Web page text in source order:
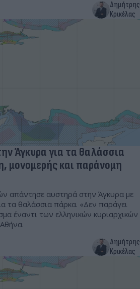
Δημήτρης
Κρικέλας
Άγκυρα για τα θαλάσσια
μονομερής και παράνομη
απάντησε αυστηρά στην Άγκυρα με
τα θαλάσσια πάρκα. «Δεν παράγει
έναντι των ελληνικών κυριαρχικών
Δημήτρης
Κρικέλας